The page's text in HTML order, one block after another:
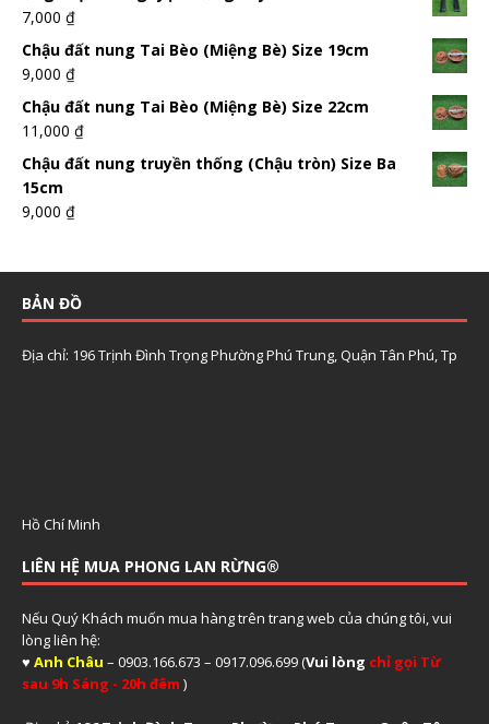
7,000 ₫
Chậu đất nung Tai Bèo (Miệng Bè) Size 19cm
9,000 ₫
Chậu đất nung Tai Bèo (Miệng Bè) Size 22cm
11,000 ₫
Chậu đất nung truyền thống (Chậu tròn) Size Ba
15cm
9,000 ₫
BẢN ĐỒ
Địa chỉ: 196 Trịnh Đình Trọng Phường Phú Trung, Quận Tân Phú, Tp
Hồ Chí Minh
LIÊN HỆ MUA PHONG LAN RỪNG®
Nếu Quý Khách muốn mua hàng trên trang web của chúng tôi, vui
lòng liên hệ:
♥ Anh Châu – 0903.166.673 – 0917.096.699 (Vui lòng chỉ gọi Từ
sau 9h Sáng - 20h đêm )